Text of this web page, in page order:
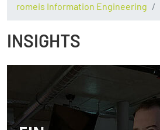
romeis Information Engineering
INSIGHTS